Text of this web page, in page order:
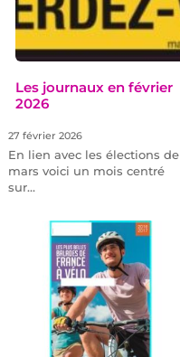
Les journaux en février
2026
27 février 2026
En lien avec les élections de
mars voici un mois centré
sur…